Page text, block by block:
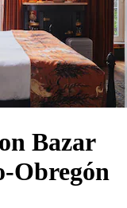
Bazar
Obregón